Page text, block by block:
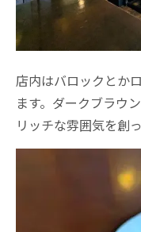
店内はバロックとか
ます。ダークブラウ
リッチな雰囲気を創